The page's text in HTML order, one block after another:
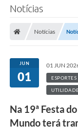
Notícias
Notícias
JUN
01
01 JUN
ESPORTES
Na 19ª Festa
Mundo terá